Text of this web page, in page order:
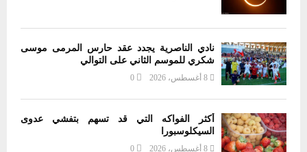
نادي الناصرية يجدد عقد حارس المرمى موسى
شكري للموسم الثاني على التوالي
8 أغسطس، 2026 0
أكثر الفواكه التي قد تسهم بتفشي عدوى
السيكلوسبورا
8 أغسطس، 2026 0